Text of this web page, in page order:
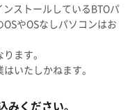
ストールしているBTOパ
やOSなしパソコンはお
ます。
いたしかねます。
ください。